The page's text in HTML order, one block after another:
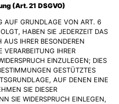
(Art. 21 DSGVO)
AUF GRUNDLAGE VON ART. 6
HABEN SIE JEDERZEIT DAS
IHRER BESONDEREN
VERARBEITUNG IHRER
EINZULEGEN; DIES
GESTÜTZTES
AUF DENEN EINE
SIE DIESER
SIE WIDERSPRUCH EINLEGEN,